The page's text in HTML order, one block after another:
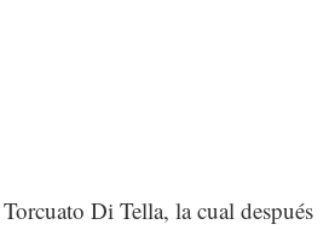
Di Tella, la cual después